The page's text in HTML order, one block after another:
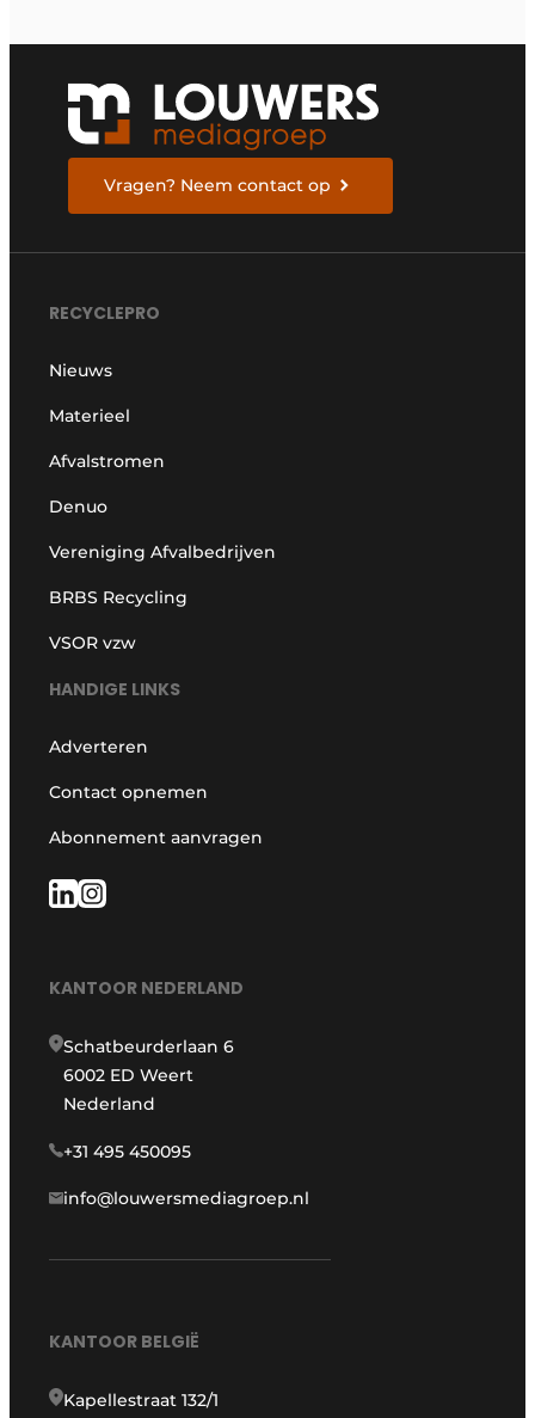
Vragen? Neem contact op
RECYCLEPRO
Nieuws
Materieel
Afvalstromen
Denuo
Vereniging Afvalbedrijven
BRBS Recycling
VSOR vzw
HANDIGE LINKS
Adverteren
Contact opnemen
Abonnement aanvragen
KANTOOR NEDERLAND
Schatbeurderlaan 6
6002 ED Weert
Nederland
+31 495 450095
info@louwersmediagroep.nl
KANTOOR BELGIË
Kapellestraat 132/1